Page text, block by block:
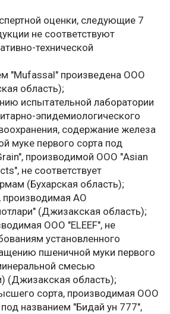
оценки, следующие 7
не соответствуют
технической
"Mufassal" произведена ООО
область);
испытательной лаборатории
эпидемиологического
содержание железа
муке первого сорта под
производимой ООО "Asian
не соответствует
(Бухарская область);
производимая АО
(Джизакская область);
ООО "ELEEF", не
установленного
пшеничной муки первого
смесью
(Джизакская область);
сорта, производимая ООО
названием "Бидай ун 777",